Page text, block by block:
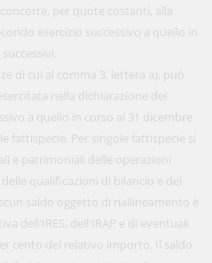
per quote costanti, alla
esercizio successivo a quello in
di cui al comma 3, lettera a), può
nella dichiarazione dei
a quello in corso al 31 dicembre
fattispecie. Per singole fattispecie si
e patrimoniali delle operazioni
qualificazioni di bilancio e dei
saldo oggetto di riallineamento è
dell'IRES, dell'IRAP e di eventuali
cento del relativo importo. Il saldo